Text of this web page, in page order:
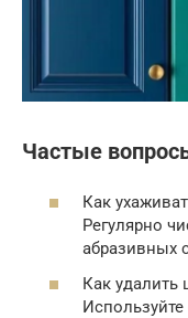
Частые
Как
Регулярно
абразивных
Как удалить